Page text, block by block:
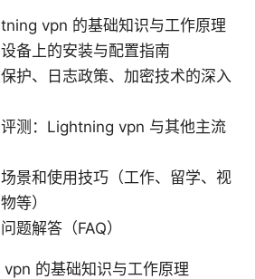
vpn 的基础知识与工作原理
备上的安装与配置指南
护、日志政策、加密技术的深入
测：Lightning vpn 与其他主流
景和使用技巧（工作、留学、视
等）
题解答（FAQ）
的基础知识与工作原理